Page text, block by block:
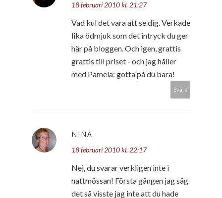
18 februari 2010 kl. 21:27
Vad kul det vara att se dig. Verkade
lika ödmjuk som det intryck du ger
här på bloggen. Och igen, grattis
grattis till priset - och jag håller
med Pamela: gotta på du bara!
Svara
NINA
18 februari 2010 kl. 22:17
Nej, du svarar verkligen inte i
nattmössan! Första gången jag såg
det så visste jag inte att du hade